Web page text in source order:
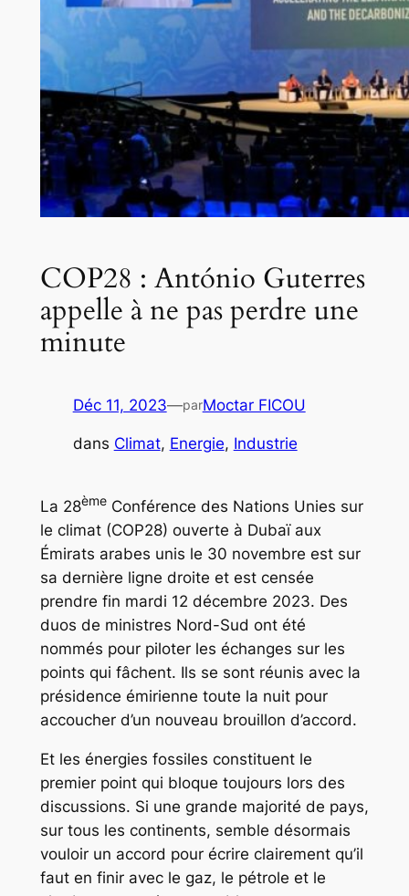
COP28 : António Guterres
appelle à ne pas perdre une
minute
Déc 11, 2023—parMoctar FICOU
dans Climat, Energie, Industrie
La 28èmeConférence des Nations Unies sur
le climat (COP28) ouverte à Dubaï aux
Émirats arabes unis le 30 novembre est sur
sa dernière ligne droite et est censée
prendre fin mardi 12 décembre 2023. Des
duos de ministres Nord-Sud ont été
nommés pour piloter les échanges sur les
points qui fâchent. Ils se sont réunis avec la
présidence émirienne toute la nuit pour
accoucher d’un nouveau brouillon d’accord.
Et les énergies fossiles constituent le
premier point qui bloque toujours lors des
discussions. Si une grande majorité de pays,
sur tous les continents, semble désormais
vouloir un accord pour écrire clairement qu’il
faut en finir avec le gaz, le pétrole et le